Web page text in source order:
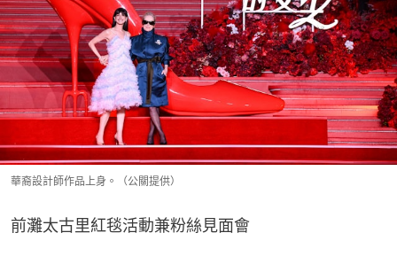
華裔設計師作品上身。（公關提供）
前灘太古里紅毯活動兼粉絲見面會